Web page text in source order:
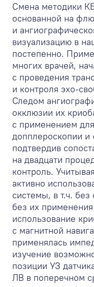
Смена методики
основанной на
и
визуализацию в
постепенно.
многих врачей,
с проведения
и контроля эхо-
Следом
окклюзии их
с применением
допплероскопии и
подтвердив
на двадцати
контроль.
активно
системы, в т.ч.
без их
использование
с магнитной
применялась
изучение
позиции УЗ
ЛВ в поперечном